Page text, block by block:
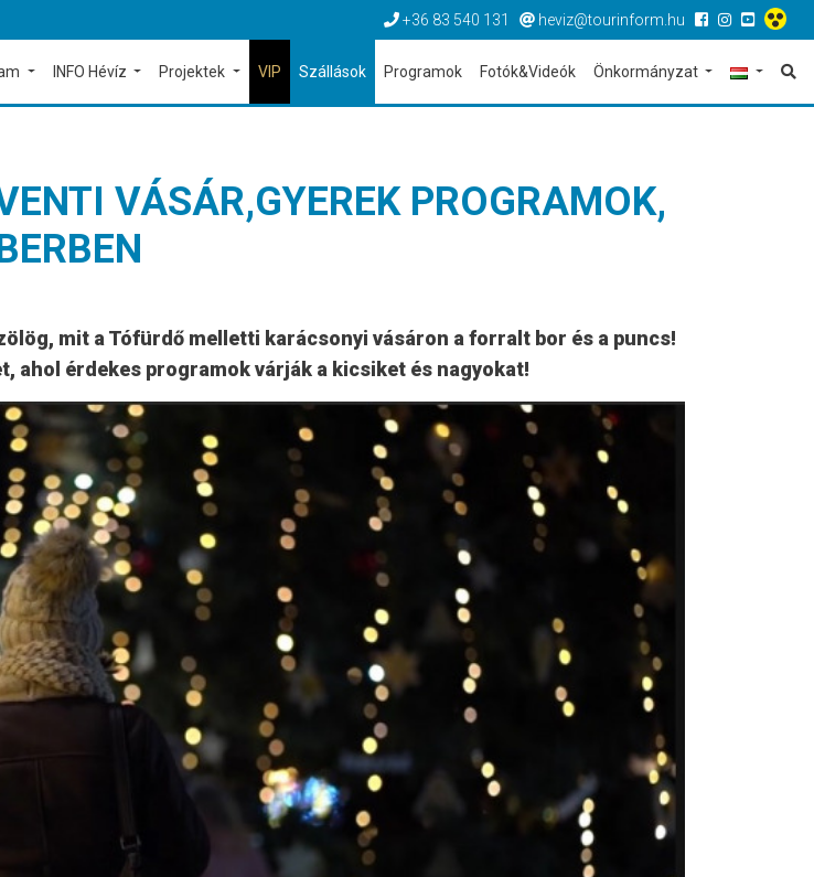
+36 83 540 131 heviz@tourinform.hu
INFO Hévíz Projektek VIP Szállások Programok Fotók&Videók Önkormányzat
VÁSÁR,GYEREK PROGRAMOK,
mit a Tófürdő melletti karácsonyi vásáron a forralt bor és a puncs!
ahol érdekes programok várják a kicsiket és nagyokat!